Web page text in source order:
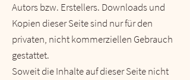
Autors bzw. Erstellers. Downloads und
Kopien dieser Seite sind nur für den
privaten, nicht kommerziellen Gebrauch
gestattet.
Soweit die Inhalte auf dieser Seite nicht